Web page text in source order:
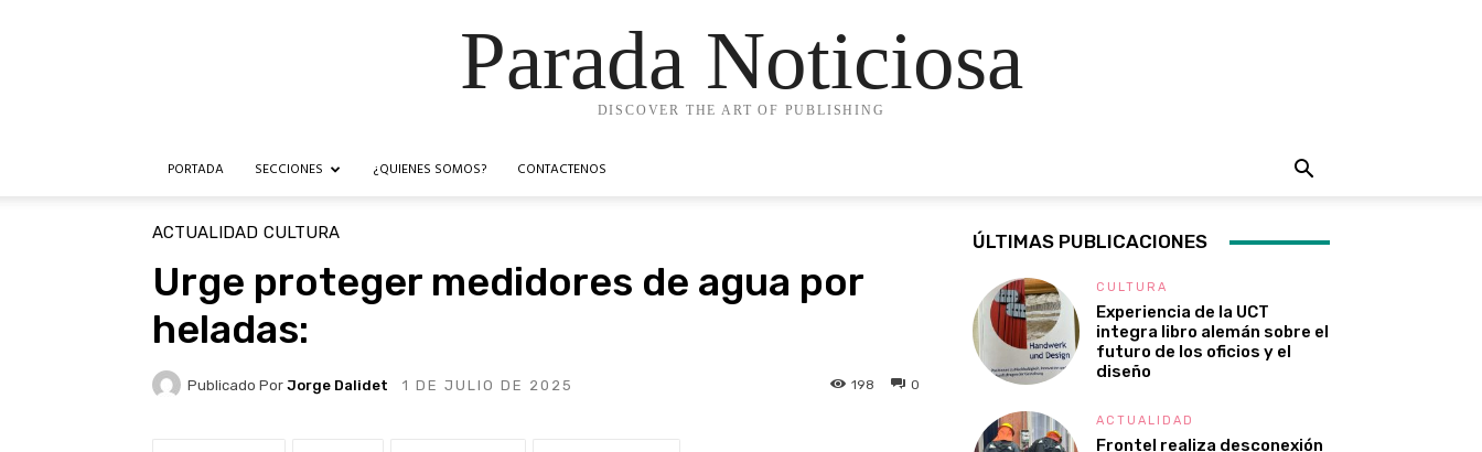
Parada Noticiosa
DISCOVER THE ART OF PUBLISHING
PORTADA SECCIONES ¿QUIENES SOMOS? CONTACTENOS
ACTUALIDAD CULTURA
Urge proteger medidores de agua por
heladas:
Publicado Por Jorge Dalidet 1 DE JULIO DE 2025 0
198
ÚLTIMAS PUBLICACIONES
CULTURA
Experiencia de la UCT
integra libro alemán sobre el
futuro de los oficios y el
diseño
ACTUALIDAD
Frontel realiza desconexión